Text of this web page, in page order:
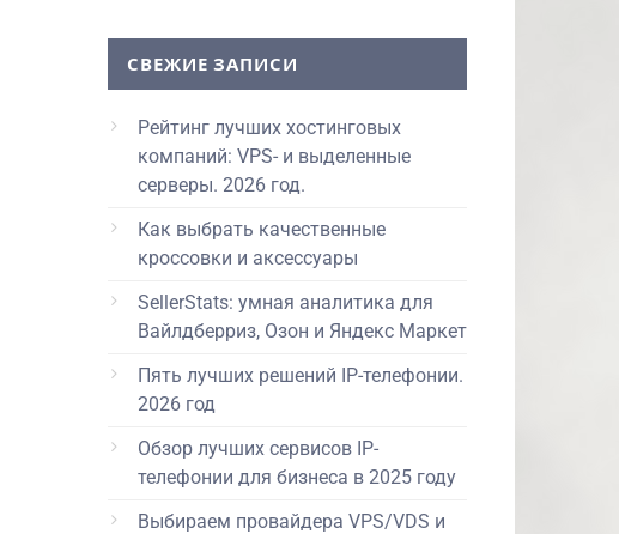
СВЕЖИЕ ЗАПИСИ
Рейтинг лучших хостинговых
компаний: VPS- и выделенные
серверы. 2026 год.
Как выбрать качественные
кроссовки и аксессуары
SellerStats: умная аналитика для
Вайлдберриз, Озон и Яндекс Маркет
Пять лучших решений IP-телефонии.
2026 год
Обзор лучших сервисов IP-
телефонии для бизнеса в 2025 году
Выбираем провайдера VPS/VDS и